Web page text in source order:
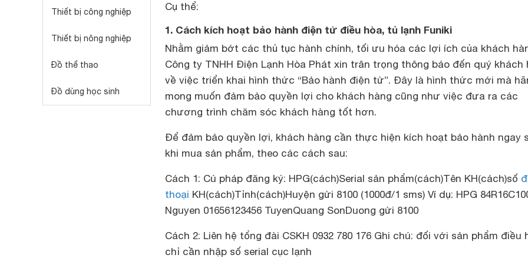
Thiết bị công nghiệp
Thiết bị nông nghiệp
Đồ thể thao
Đồ dùng học sinh
Cụ thể:
1. Cách kích hoạt bảo hành điện tử điều hòa, tủ lạnh Funiki
Nhằm giảm bớt các thủ tục hành chính, tối ưu hóa các lợi ích của khách
Công ty TNHH Điện Lạnh Hòa Phát xin trân trọng thông báo đến quý khách
về việc triển khai hình thức “Bảo hành điện tử”. Đây là hình thức mới mà
mong muốn đảm bảo quyền lợi cho khách hàng cũng như việc đưa ra các
chương trình chăm sóc khách hàng tốt hơn.
Để đảm bảo quyền lợi, khách hàng cần thực hiện kích hoạt bảo hành ngay
khi mua sản phẩm, theo các cách sau:
Cách 1: Cú pháp đăng ký: HPG(cách)Serial sản phẩm(cách)Tên KH(cách)số
thoại KH(cách)Tỉnh(cách)Huyện gửi 8100 (1000đ/1 sms) Ví dụ: HPG
Nguyen 01656123456 TuyenQuang SonDuong gửi 8100
Cách 2: Liên hệ tổng đài CSKH 0932 780 176 Ghi chú: đối với sản phẩm điều
chỉ cần nhập số serial cục lạnh